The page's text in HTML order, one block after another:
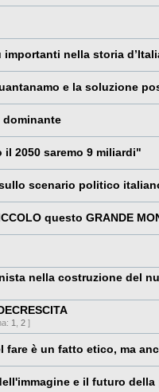
nella storia
e la soluzione
il 2050 saremo 9 miliardi"
scenario politico
questo GRANDE
nella costruzione del
1 2 ]
fare è un fatto etico, ma
e il futuro